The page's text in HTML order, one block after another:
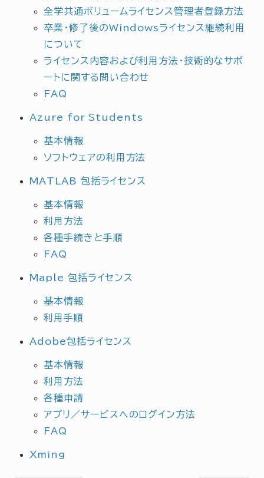
全学共通ボリュームライセンス管理者登録方法
卒業・修了後のWindowsライセンス継続利用
について
ライセンス内容および利用方法・技術的なサポ
ートに関する問い合わせ
FAQ
Azure for Students
基本情報
ソフトウェアの利用方法
MATLAB 包括ライセンス
基本情報
利用方法
各種手続きと手順
FAQ
Maple 包括ライセンス
基本情報
利用手順
Adobe包括ライセンス
基本情報
利用方法
各種申請
アプリ／サービスへのログイン方法
FAQ
Xming